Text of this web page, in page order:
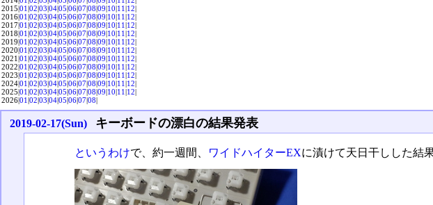
2015|01|02|03|04|05|06|07|08|09|10|11|12|
2016|01|02|03|04|05|06|07|08|09|10|11|12|
2017|01|02|03|04|05|06|07|08|09|10|11|12|
2018|01|02|03|04|05|06|07|08|09|10|11|12|
2019|01|02|03|04|05|06|07|08|09|10|11|12|
2020|01|02|03|04|05|06|07|08|09|10|11|12|
2021|01|02|03|04|05|06|07|08|09|10|11|12|
2022|01|02|03|04|05|06|07|08|09|10|11|12|
2023|01|02|03|04|05|06|07|08|09|10|11|12|
2024|01|02|03|04|05|06|07|08|09|10|11|12|
2025|01|02|03|04|05|06|07|08|09|10|11|12|
2026|01|02|03|04|05|06|07|08|
2019-02-17(Sun) キーボードの漂白の結果発表
というわけで、約一週間、 ワイドハイターEXに漬けて天日干しした結